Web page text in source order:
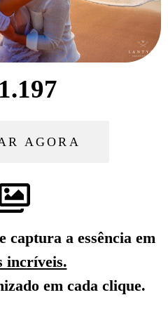
AGORA
captura a essência em
incríveis.
em cada clique.